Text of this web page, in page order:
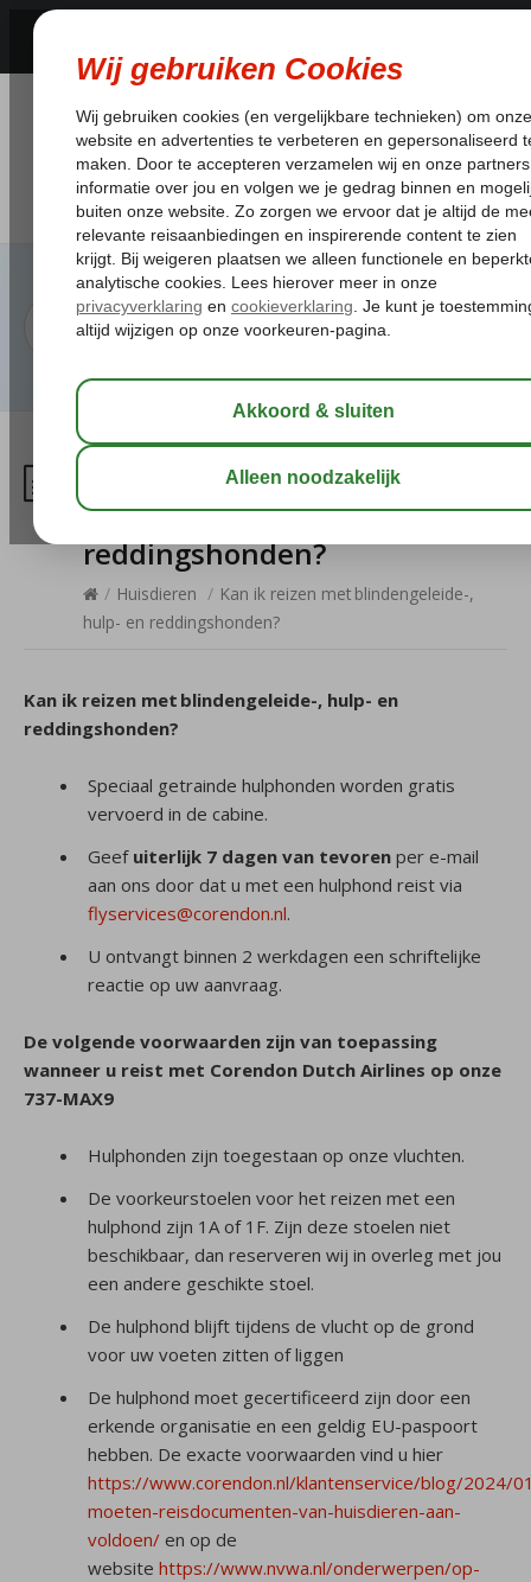
Kan ik reizen
met blindengeleide-, hulp- en
reddingshonden?
/ Huisdieren / Kan ik reizen met blindengeleide-,
hulp- en reddingshonden?
Kan ik reizen met blindengeleide-, hulp- en
reddingshonden?
Speciaal getrainde hulphonden worden gratis
vervoerd in de cabine.
Geef uiterlijk 7 dagen van tevoren per e-mail
aan ons door dat u met een hulphond reist via
flyservices@corendon.nl.
U ontvangt binnen 2 werkdagen een schriftelijke
reactie op uw aanvraag.
De volgende voorwaarden zijn van toepassing
wanneer u reist met Corendon Dutch Airlines op onze
737-MAX9
Hulphonden zijn toegestaan op onze vluchten.
De voorkeurstoelen voor het reizen met een
hulphond zijn 1A of 1F. Zijn deze stoelen niet
beschikbaar, dan reserveren wij in overleg met jou
een andere geschikte stoel.
De hulphond blijft tijdens de vlucht op de grond
voor uw voeten zitten of liggen
De hulphond moet gecertificeerd zijn door een
erkende organisatie en een geldig EU-paspoort
hebben. De exacte voorwaarden vind u hier
https://www.corendon.nl/klantenservice/blog/2024/
moeten-reisdocumenten-van-huisdieren-aan-
voldoen/ en op de
website https://www.nvwa.nl/onderwerpen/op-